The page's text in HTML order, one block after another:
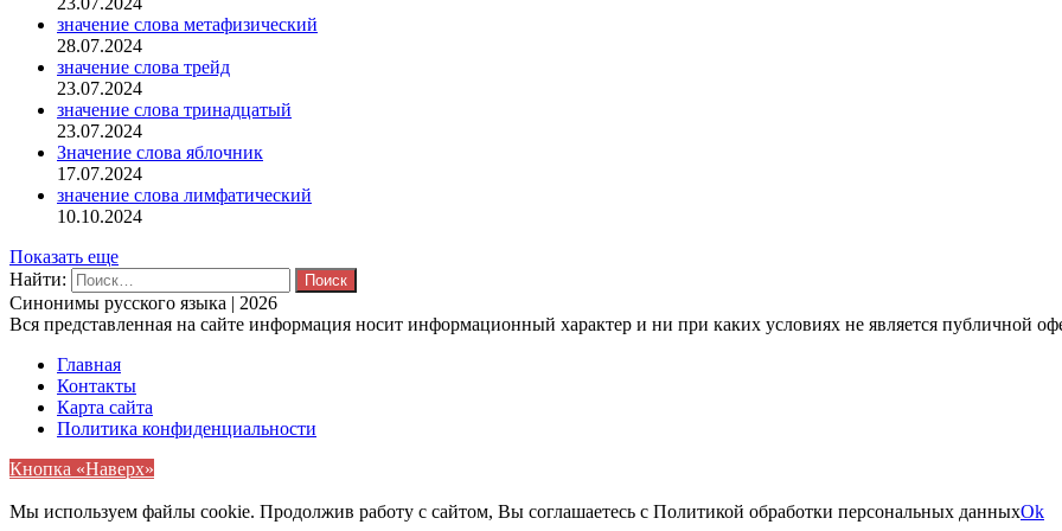
значение слова метафизический
28.07.2024
значение слова трейд
23.07.2024
значение слова тринадцатый
23.07.2024
Значение слова яблочник
17.07.2024
значение слова лимфатический
10.10.2024
Показать еще
Найти:
Синонимы русского языка | 2026
Вся представленная на сайте информация носит информационный характер и ни при каких условиях не является публичной
Главная
Контакты
Карта сайта
Политика конфиденциальности
Кнопка «Наверх»
Мы используем файлы cookie. Продолжив работу с сайтом, Вы соглашаетесь с Политикой обработки персональных данныхOk